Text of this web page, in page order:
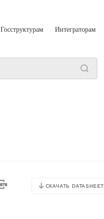
Госструктурам Интеграторам
СКАЧАТЬ DATASHEET